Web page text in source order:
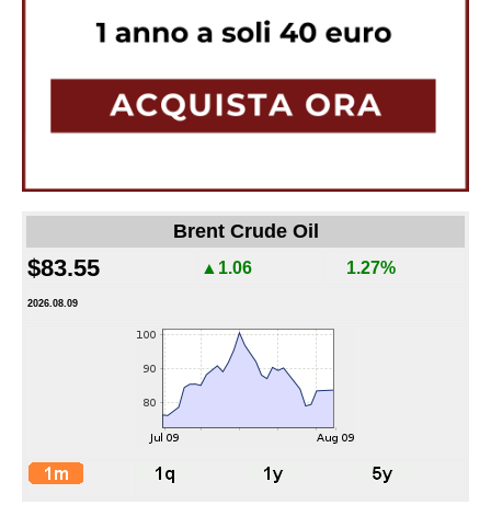
Brent Crude Oil
$83.55 ▲1.06 1.27%
2026.08.09